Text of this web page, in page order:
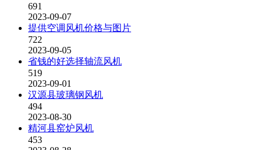
691
2023-09-07
提供空调风机价格与图片
722
2023-09-05
省钱的好选择轴流风机
519
2023-09-01
汉源县玻璃钢风机
494
2023-08-30
精河县窑炉风机
453